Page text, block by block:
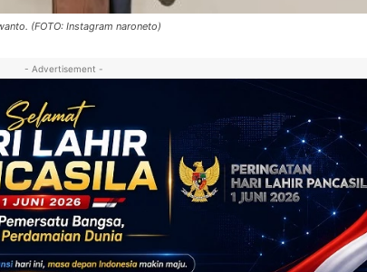
(FOTO: Instagram naroneto)
- Advertisement -